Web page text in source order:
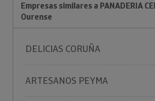
Empresas similares a PANADERIA
Ourense
DELICIAS CORUÑA
ARTESANOS PEYMA